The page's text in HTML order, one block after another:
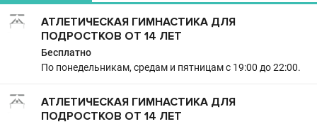
АТЛЕТИЧЕСКАЯ ГИМНАСТИКА ДЛЯ
ПОДРОСТКОВ ОТ 14 ЛЕТ
Бесплатно
По понедельникам, средам и пятницам с 19:00 до 22:00.
АТЛЕТИЧЕСКАЯ ГИМНАСТИКА ДЛЯ
ПОДРОСТКОВ ОТ 14 ЛЕТ